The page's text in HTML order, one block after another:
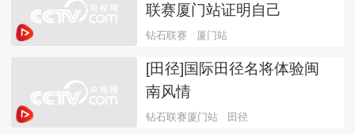
联赛厦门站证明自己
钻石联赛 厦门站
[田径]国际田径名将体验闽
南风情
钻石联赛厦门站 田径